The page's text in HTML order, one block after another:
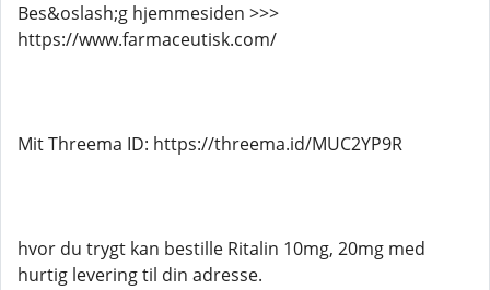
Bes&oslash;g hjemmesiden >>>
https://www.farmaceutisk.com/
Mit Threema ID: https://threema.id/MUC2YP9R
hvor du trygt kan bestille Ritalin 10mg, 20mg med
hurtig levering til din adresse.